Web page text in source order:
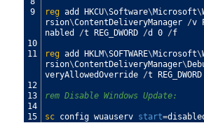
9
10
11
12
13
14
15
reg add HKCU\Software\Microsoft\
rsion\ContentDeliveryManager /v
nabled
/t REG _DWORD /d 0 /f
reg add HKLM\SOFTWARE\Microsoft\
rsion\ContentDeliveryManager\
veryAllowedOverride /t REG _DWORD
rem Disable Windows Update:
sc config wuauserv start=